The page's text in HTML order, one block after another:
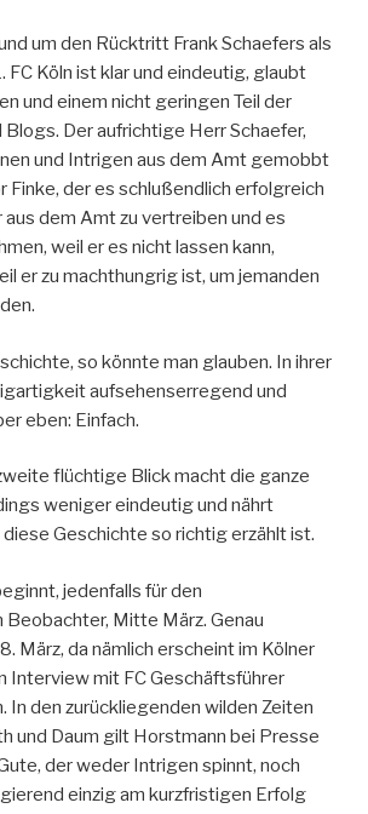
um den Rücktritt Frank Schaefers als
FC Köln ist klar und eindeutig, glaubt
und einem nicht geringen Teil der
Blogs. Der aufrichtige Herr Schaefer,
und Intrigen aus dem Amt gemobbt
Finke, der es schlußendlich erfolgreich
dem Amt zu vertreiben und es
weil er es nicht lassen kann,
er zu machthungrig ist, um jemanden
so könnte man glauben. In ihrer
aufsehenserregend und
eben: Einfach.
flüchtige Blick macht die ganze
weniger eindeutig und nährt
diese Geschichte so richtig erzählt ist.
jedenfalls für den
Mitte März. Genau
März, da nämlich erscheint im Kölner
Interview mit FC Geschäftsführer
In den zurückliegenden wilden Zeiten
und Daum gilt Horstmann bei Presse
der weder Intrigen spinnt, noch
einzig am kurzfristigen Erfolg